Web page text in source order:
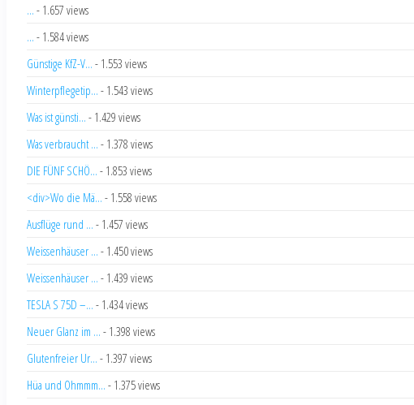
... - 1.657 views
... - 1.584 views
Günstige KfZ-V... - 1.553 views
Winterpflegetip... - 1.543 views
Was ist günsti... - 1.429 views
Was verbraucht ... - 1.378 views
DIE FÜNF SCHÖ... - 1.853 views
<div>Wo die Mä... - 1.558 views
Ausflüge rund ... - 1.457 views
Weissenhäuser ... - 1.450 views
Weissenhäuser ... - 1.439 views
TESLA S 75D –... - 1.434 views
Neuer Glanz im ... - 1.398 views
Glutenfreier Ur... - 1.397 views
Hüa und Ohmmm... - 1.375 views